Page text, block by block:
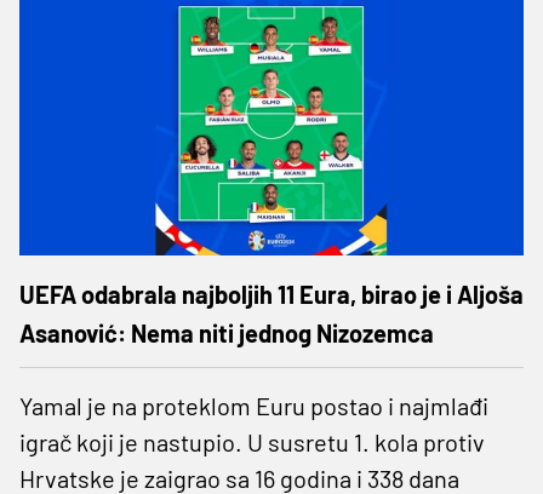
UEFA odabrala najboljih 11 Eura, birao je i Aljoša
Asanović: Nema niti jednog Nizozemca
Yamal je na proteklom Euru postao i najmlađi
igrač koji je nastupio. U susretu 1. kola protiv
Hrvatske je zaigrao sa 16 godina i 338 dana